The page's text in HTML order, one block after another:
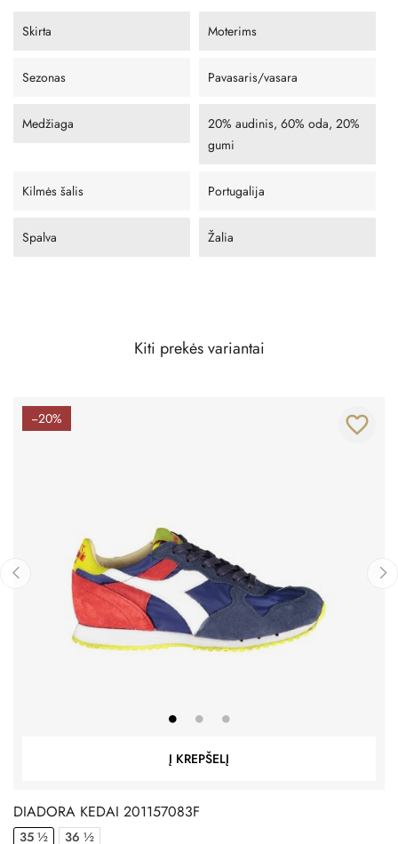
Skirta Moterims
Sezonas Pavasaris/vasara
Medžiaga
20% audinis, 60% oda, 20%
gumi
Kilmės šalis Portugalija
Spalva Žalia
Kiti prekės variantai
−20%
Į KREPŠELĮ
favorite_border
DIADORA KEDAI 201157083F
35 ½ 36 ½